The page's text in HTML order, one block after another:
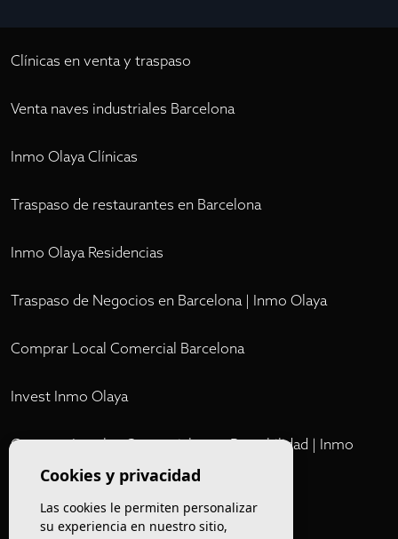
Clínicas en venta y traspaso
Venta naves industriales Barcelona
Inmo Olaya Clínicas
Traspaso de restaurantes en Barcelona
Inmo Olaya Residencias
Traspaso de Negocios en Barcelona | Inmo Olaya
Comprar Local Comercial Barcelona
Invest Inmo Olaya
Comprar Locales Comerciales en Rentabilidad | Inmo
OlayaCookies y privacidad
Las cookies le permiten personalizar
su experiencia en nuestro sitio,